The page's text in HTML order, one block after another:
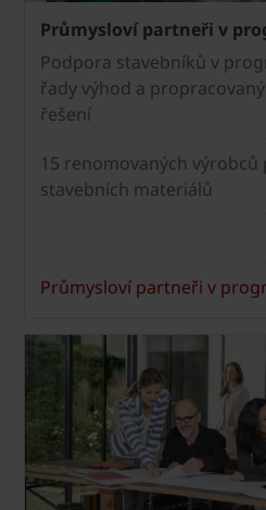
Průmysloví partneři v
Podpora stavebníků v
řady výhod a
řešení
15 renomovaných výrobců
stavebních materiálů
Průmysloví partneři v